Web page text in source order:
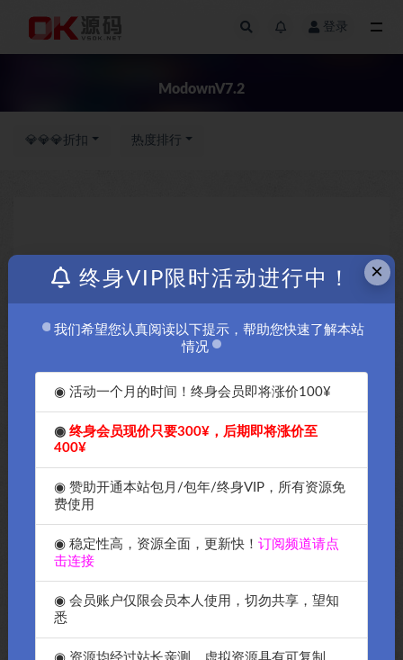
登录
ModownV7.2
💎💎💎折扣 热度排行
×
终身VIP限时活动进行中！
我们希望您认真阅读以下提示，帮助您快速了解本站
情况
◉ 活动一个月的时间！终身会员即将涨价100¥
◉终身会员现价只要300¥，后期即将涨价至
400¥
◉ 赞助开通本站包月/包年/终身VIP，所有资源免
费使用
◉ 稳定性高，资源全面，更新快！订阅频道请点
击连接
◉ 会员账户仅限会员本人使用，切勿共享，望知
悉